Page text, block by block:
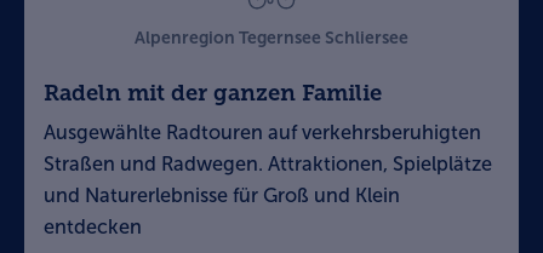
Alpenregion Tegernsee Schliersee
Radeln mit der ganzen Familie
Ausgewählte Radtouren auf verkehrsberuhigten
Straßen und Radwegen. Attraktionen, Spielplätze
und Naturerlebnisse für Groß und Klein
entdecken